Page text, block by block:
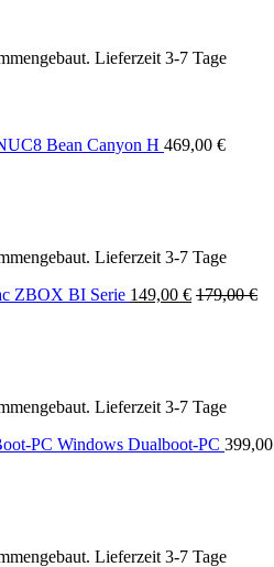
Lieferzeit 3-7 Tage
Bean Canyon H 469,00 €
Lieferzeit 3-7 Tage
ZBOX BI Serie 149,00 € 179,00€
Lieferzeit 3-7 Tage
Windows Dualboot-PC 399,00
Lieferzeit 3-7 Tage